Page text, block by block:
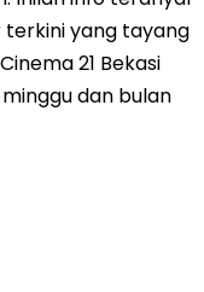
terkini yang tayang
21 Bekasi
dan bulan